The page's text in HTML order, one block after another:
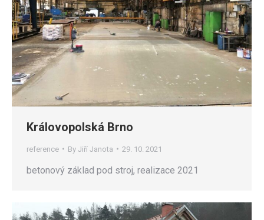
Královopolská Brno
reference By Jiří Janota 29. 10. 2021
betonový základ pod stroj, realizace 2021